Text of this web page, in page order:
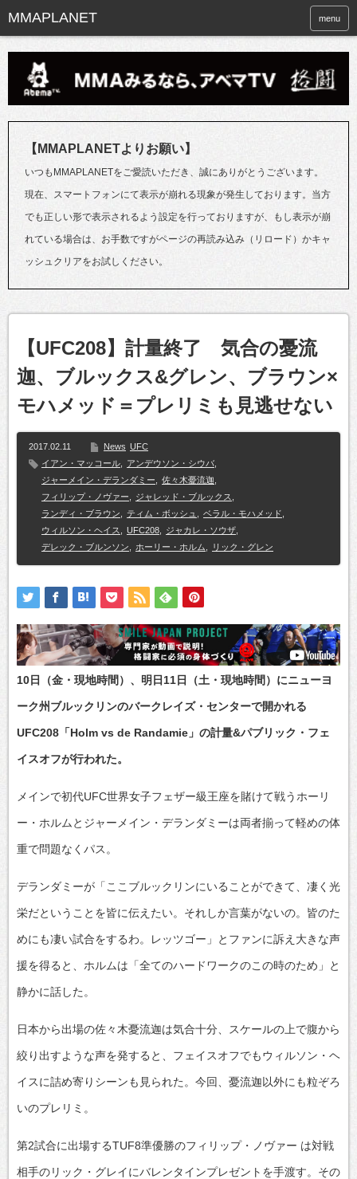
menu
【MMAPLANETよりお願い】
いつもMMAPLANETをご愛読いただき、誠にありがとうございます。
現在、スマートフォンにて表示が崩れる現象が発生しております。当方
でも正しい形で表示されるよう設定を行っておりますが、もし表示が崩
れている場合は、お手数ですがページの再読み込み（リロード）かキャ
ッシュクリアをお試しください。
【UFC208】計量終了 気合の憂流
迦、ブルックス&グレン、ブラウン×
モハメッド＝プレリミも見逃せない
2017.02.11 News UFC
イアン・マッコール
アンデウソン・シウバ
ジャーメイン・デランダミー
佐々木憂流迦
フィリップ・ノヴァー
ジャレッド・ブルックス
ランディ・ブラウン
ティム・ボッシュ ベラル・モハメッド
ウィルソン・ヘイス
UFC208 ジャカレ・ソウザ
デレック・ブルンソン
ホーリー・ホルム リック・グレン
10日（金・現地時間）、明日11日（土・現地時間）にニューヨ
ーク州ブルックリンのバークレイズ・センターで開かれる
UFC208「Holm vs de Randamie」の計量&パブリック・フェ
イスオフが行われた。
メインで初代UFC世界女子フェザー級王座を賭けて戦うホーリ
ー・ホルムとジャーメイン・デランダミーは両者揃って軽めの体
重で問題なくパス。
デランダミーが「ここブルックリンにいることができて、凄く光
栄だということを皆に伝えたい。それしか言葉がないの。皆のた
めにも凄い試合をするわ。レッツゴー」とファンに訴え大きな声
援を得ると、ホルムは「全てのハードワークのこの時のため」と
静かに話した。
日本から出場の佐々木憂流迦は気合十分、スケールの上で腹から
絞り出すような声を発すると、フェイスオフでもウィルソン・ヘ
イスに詰め寄りシーンも見られた。今回、憂流迦以外にも粒ぞろ
いのプレリミ。
第2試合に出場するTUF8準優勝のフィリップ・ノヴァー は対戦
相手のリック・グレイにバレンタインプレゼントを手渡す。その